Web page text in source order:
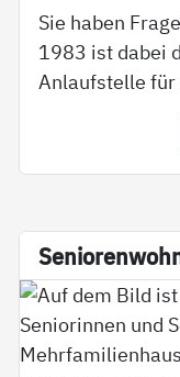
Sie haben
1983 ist dabei
Anlaufstelle für